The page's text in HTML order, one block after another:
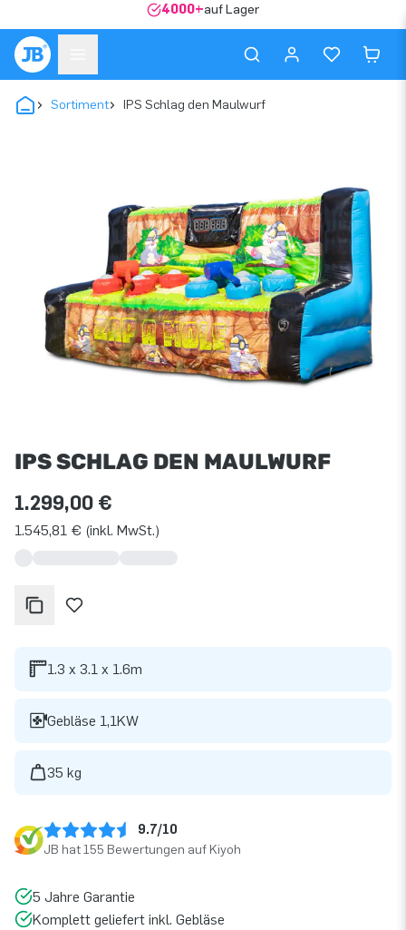
4000+auf Lager
Sortiment IPS Schlag den Maulwurf
IPS SCHLAG DEN MAULWURF
1.299,00 €
1.545,81 € (inkl. MwSt.)
1.3 x 3.1 x 1.6m
Gebläse 1,1KW
35 kg
9.7/10
JB hat 155 Bewertungen auf Kiyoh
5 Jahre Garantie
Komplett geliefert inkl. Gebläse